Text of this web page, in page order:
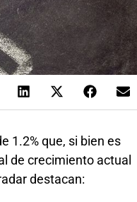
1.2% que, si bien es
de crecimiento actual
destacan: